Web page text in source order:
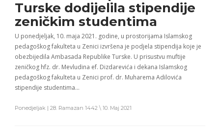
Turske dodijelila stipendije
zeničkim studentima
U ponedjeljak, 10. maja 2021. godine, u prostorijama Islamskog
pedagoškog fakulteta u Zenici izvršena je podjela stipendija koje je
obezbijedila Ambasada Republike Turske. U prisustvu muftije
zeničkog hfz. dr. Mevludina ef. Dizdarevića i dekana Islamskog
pedagoškog fakulteta u Zenici prof. dr. Muharema Adilovića
stipendije studentima…
Ponedjeljak | 28. Ramazan 1442 \ 10. Maj 2021